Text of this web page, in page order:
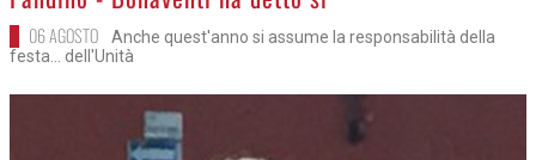
06 AGOSTO
Anche quest'anno si assume la responsabilità della
festa... dell'Unità